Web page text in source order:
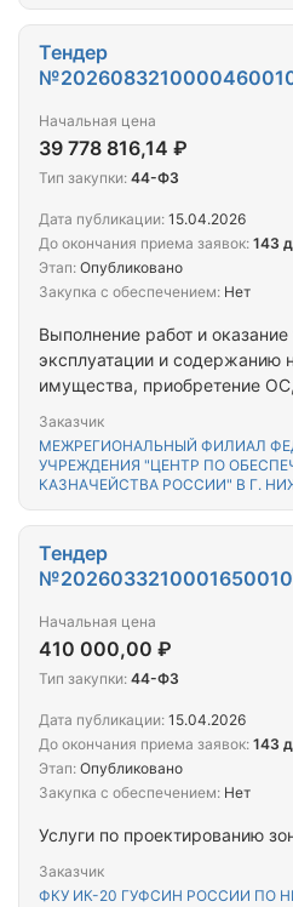
профессиональному
закупок отдельных товаров
федеральных органов
территориальных органов)
Выполнение работ и оказание
эксплуатации и содержанию
имущества, приобретение
фельдъегерской связи,
помещений, затраты на
документов архивного фонда,
профессиональному
закупок отдельных товаров
федеральных органов
территориальных органов)
Заказчик
МЕЖРЕГИОНАЛЬНЫЙ ФИЛИАЛ
УЧРЕЖДЕНИЯ "ЦЕНТР ПО
КАЗНАЧЕЙСТВА РОССИИ" В Г.
Тендер
Начальная цена
39 778 816,14 ₽
Тип закупки: 44-ФЗ
Дата публикации: 15.04.2026
До окончания приема заявок: 143
Этап: Опубликовано
Закупка с обеспечением: Нет
Услуги по проектированию
Заказчик
ФКУ ИК-20 ГУФСИН РОССИИ ПО
Тендер
Начальная цена
410 000,00 ₽
Тип закупки: 44-ФЗ
Дата публикации: 15.04.2026
До окончания приема заявок: 143
Этап: Опубликовано
Закупка с обеспечением: Нет